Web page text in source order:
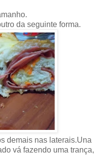
da seguinte forma.
demais nas laterais.Una
vá fazendo uma trança,